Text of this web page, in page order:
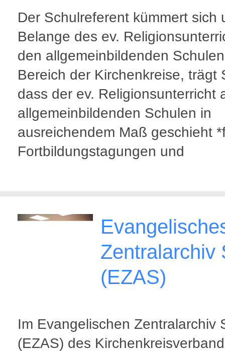
Der Schulreferent kümmert sich
Belange des ev.
den allgemeinbildenden
Bereich der Kirchenkreise, trägt
dass der ev. Religionsunterricht
allgemeinbildenden Schulen in
ausreichendem Maß geschieht
Fortbildungstagungen und
Zentralarchiv
(EZAS)
Im Evangelischen Zentralarchiv
(EZAS) des